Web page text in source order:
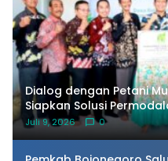
Dialog dengan Petani
Siapkan Solusi
Pangan
Juli 9, 2026 0